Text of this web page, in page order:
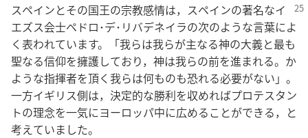
スペインとその国王の宗教感情は，スペインの著名なイ
エズス会士ペドロ･デ･リバデネイラの次のような言葉によ
く表われています。「我らは我らが主なる神の大義と最も
聖なる信仰を擁護しており，神は我らの前を進まれる。か
ような指揮者を頂く我らは何ものも恐れる必要がない」。
一方イギリス側は，決定的な勝利を収めればプロテスタン
トの理念を一気にヨーロッパ中に広めることができる，と
考えていました。